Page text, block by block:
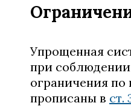
Упрощенная
при соблюдении
ограничения по
прописаны в ст.